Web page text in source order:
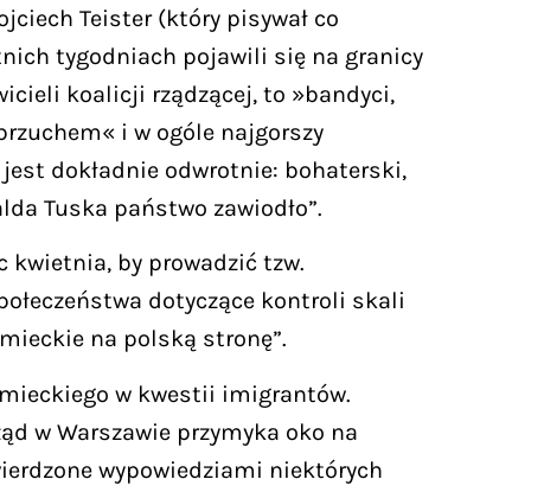
Teister (który pisywał co
tygodniach pojawili się na granicy
koalicji rządzącej, to »bandyci,
i w ogóle najgorszy
dokładnie odwrotnie: bohaterski,
Tuska państwo zawiodło”.
kwietnia, by prowadzić tzw.
dotyczące kontroli skali
na polską stronę”.
w kwestii imigrantów.
w Warszawie przymyka oko na
wypowiedziami niektórych